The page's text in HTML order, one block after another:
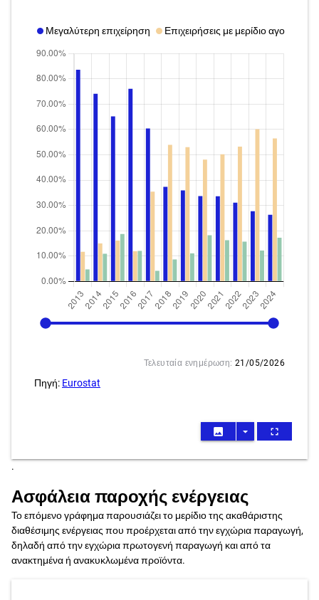
Μεγαλύτερη επιχείρηση Επιχειρήσεις με μερίδιο αγοράς
2024
Τελευταία ενημέρωση: 21/05/2026
Πηγή: Eurostat
image arrow_drop_down fullscreen
.
Ασφάλεια παροχής ενέργειας
Το επόμενο γράφημα παρουσιάζει το μερίδιο της ακαθάριστης
διαθέσιμης ενέργειας που προέρχεται από την εγχώρια παραγωγή,
δηλαδή από την εγχώρια πρωτογενή παραγωγή και από τα
ανακτημένα ή ανακυκλωμένα προϊόντα.